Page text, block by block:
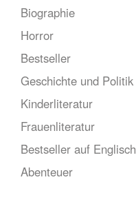
Biographie
Horror
Bestseller
Geschichte und Politik
Kinderliteratur
Frauenliteratur
Bestseller auf Englisch
Abenteuer